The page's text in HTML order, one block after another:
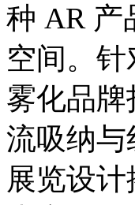
种 AR 产
空间。
雾化品
流吸纳
展览设